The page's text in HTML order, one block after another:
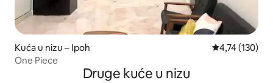
Kuća u nizu – Ipoh Prosječna
4,74 (130)
One Piece
Druge kuće u nizu